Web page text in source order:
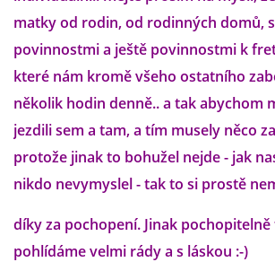
PODPORA
E - S H O P
O NÁS :-)
VÝROČNÍ ZPRÁVY
matky od rodin, od rodinných domů,
povinnostmi a ještě povinnostmi k
které nám kromě všeho ostatního
několik hodin denně.. a tak abychom
jezdili sem a tam, a tím musely něco
protože jinak to bohužel nejde - jak
nikdo nevymyslel - tak to si prostě
díky za pochopení. Jinak
pohlídáme velmi rády a s láskou :-)